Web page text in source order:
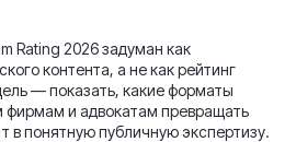
Rating 2026 задуман как
контента, а не как рейтинг
— показать, какие форматы
и адвокатам превращать
в понятную публичную экспертизу.